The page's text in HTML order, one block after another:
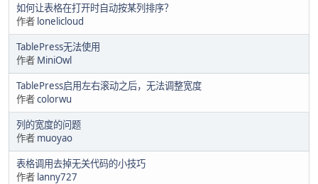
如何让表格在打开时自动按某列排序？
作者 lonelicloud
TablePress无法使用
作者 MiniOwl
TablePress启用左右滚动之后，无法调整宽度
作者colorwu
列的宽度的问题
作者 muoyao
表格调用去掉无关代码的小技巧
作者 lanny727